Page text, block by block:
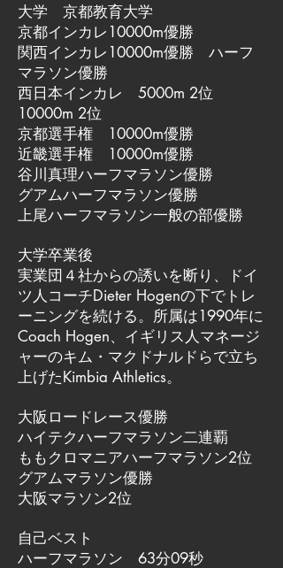
大学 京都教育大学
京都インカレ10000m優勝
関西インカレ10000m優勝 ハーフ
マラソン優勝
西日本インカレ 5000m 2位
10000m 2位
京都選手権 10000m優勝
近畿選手権 10000m優勝
谷川真理ハーフマラソン優勝
グアムハーフマラソン優勝
上尾ハーフマラソン一般の部優勝
大学卒業後
実業団４社からの誘いを断り、ドイ
ツ人コーチDieter Hogenの下でトレ
ーニングを続ける。所属は1990年に
Coach Hogen、イギリス人マネージ
ャーのキム・マクドナルドらで立ち
上げたKimbia Athletics。
大阪ロードレース優勝
ハイテクハーフマラソン二連覇
ももクロマニアハーフマラソン2位
グアムマラソン優勝
大阪マラソン2位
自己ベスト
ハーフマラソン 63分09秒